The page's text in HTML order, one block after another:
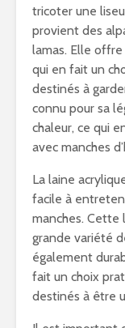
tricoter une
provient des
lamas. Elle
qui en fait un
destinés à
connu pour sa
chaleur, ce qui
avec manches
La laine
facile à
manches.
grande variété
également
fait un choix
destinés à être